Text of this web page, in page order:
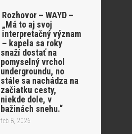
Rozhovor – WAYD –
„Má to aj svoj
interpretačný význam
– kapela sa roky
snaží dostať na
pomyselný vrchol
undergroundu, no
stále sa nachádza na
začiatku cesty,
niekde dole, v
bažinách snehu.“
feb 8, 2026